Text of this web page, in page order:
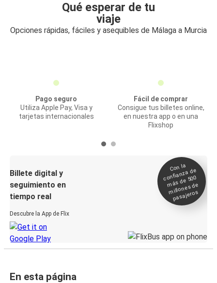
Qué esperar de tu
viaje
Opciones rápidas, fáciles y asequibles de Málaga a Murcia
Pago seguro
Utiliza Apple Pay, Visa y
tarjetas internacionales
Fácil de comprar
Consigue tus billetes online,
en nuestra app o en una
Flixshop
Billete digital y
seguimiento en
tiempo real
Descubre la App de Flix
Con la
confianza de
más de 500
millones de
pasajeros
En esta página